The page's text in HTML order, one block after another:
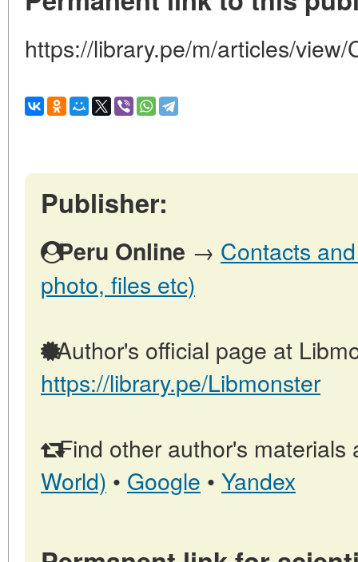
https://library.pe/m/articles/
Publisher:
Peru Online → Contacts
photo, files etc)
Author's official page at
https://library.pe/Libmonster
Find other author's materials
World) • Google • Yandex